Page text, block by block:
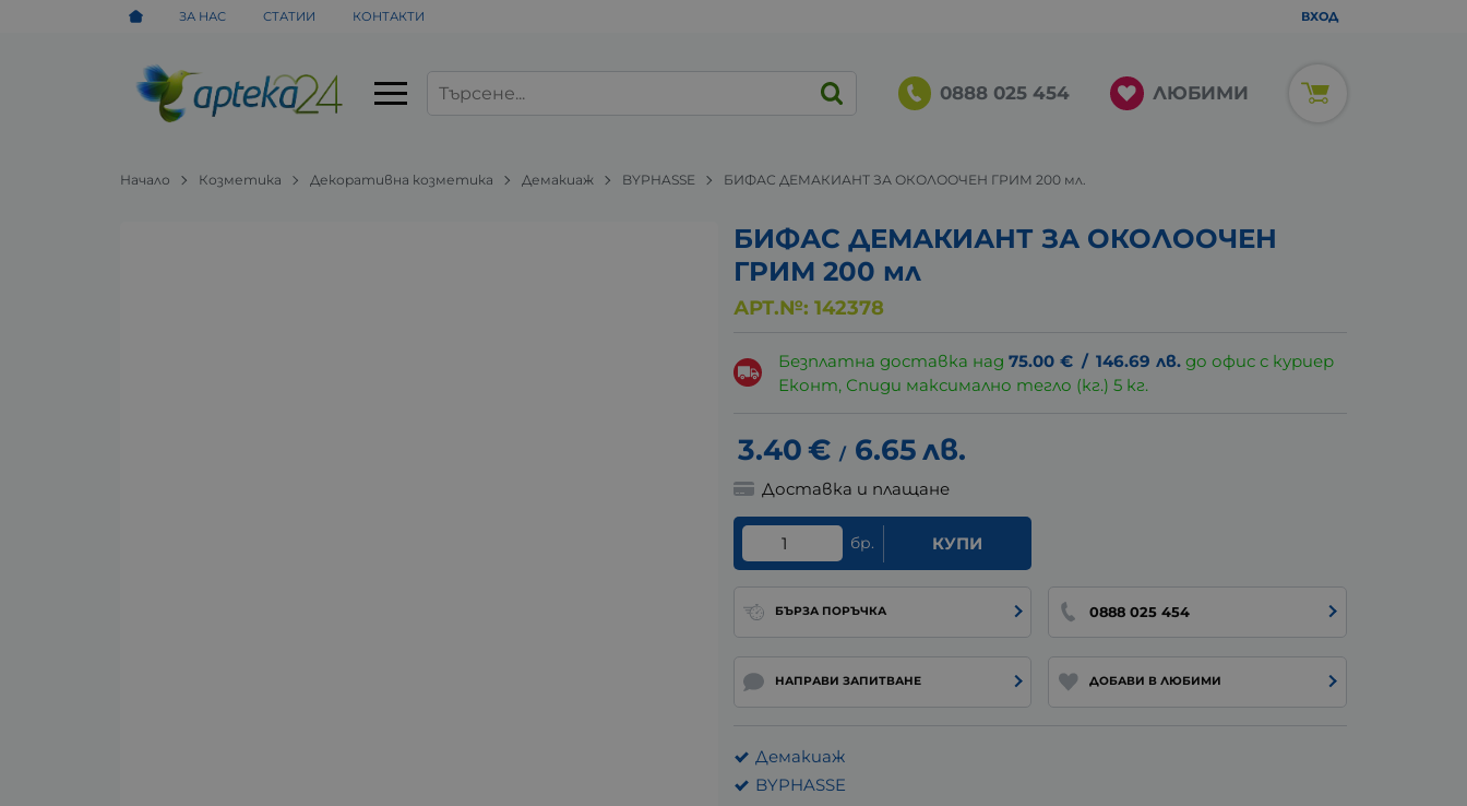
ЗА НАС СТАТИИ КОНТАКТИ ВХОД
0888 025 454 ЛЮБИМИ
Начало Козметика Декоративна козметика Демакиаж BYPHASSE БИФАС ДЕМАКИАНТ ЗА ОКОЛООЧЕН ГРИМ 200 мл.
БИФАС ДЕМАКИАНТ ЗА ОКОЛООЧЕН
ГРИМ 200 мл
АРТ.№: 142378
Безплатна доставка над75.00 € / 146.69 лв. до офис с куриер
Еконт, Спиди максимално тегло (кг.) 5 кг.
3.40€ / 6.65лв.
Доставка и плащане
бр. КУПИ
БЪРЗА ПОРЪЧКА 0888 025 454
НАПРАВИ ЗАПИТВАНЕ ДОБАВИ В ЛЮБИМИ
Демакиаж
BYPHASSE